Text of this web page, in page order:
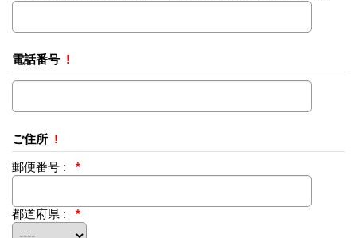
電話番号 !
ご住所 !
郵便番号 : *
都道府県 : *